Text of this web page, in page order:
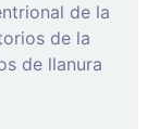
de la
de la
de llanura